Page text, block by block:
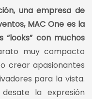
una empresa de
MAC One es la
con muchos
muy compacto
crear apasionantes
para la vista.
la expresión